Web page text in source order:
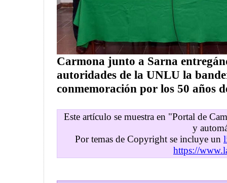
Carmona junto a Sarna
autoridades de la UNLU la
conmemoración por los 50 años
Este artículo se muestra en "Portal de
y
Por temas de Copyright se incluye un
https://